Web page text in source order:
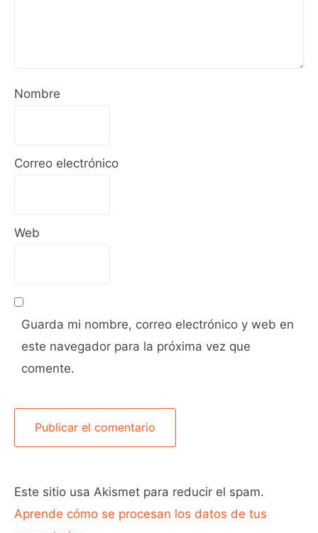
Nombre
Correo electrónico
Web
Guarda mi nombre, correo electrónico y web en
este navegador para la próxima vez que
comente.
Este sitio usa Akismet para reducir el spam.
Aprende cómo se procesan los datos de tus